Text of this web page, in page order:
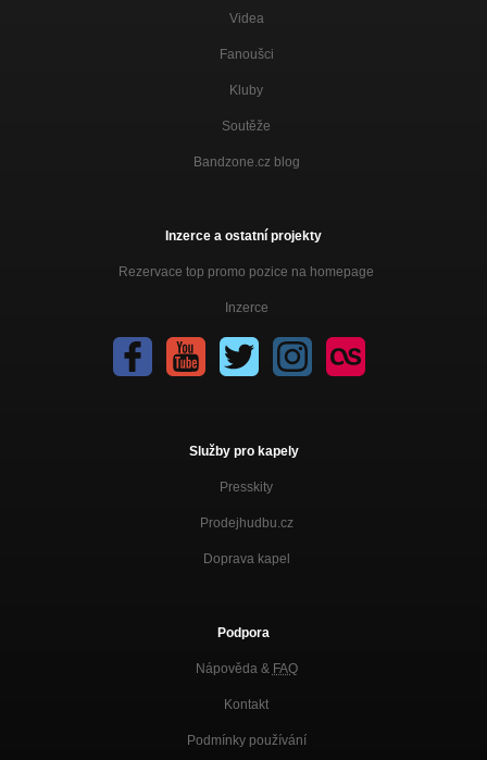
Videa
Fanoušci
Kluby
Soutěže
Bandzone.cz blog
Inzerce a ostatní projekty
Rezervace top promo pozice na homepage
Inzerce
Služby pro kapely
Presskity
Prodejhudbu.cz
Doprava kapel
Podpora
Nápověda & FAQ
Kontakt
Podmínky používání